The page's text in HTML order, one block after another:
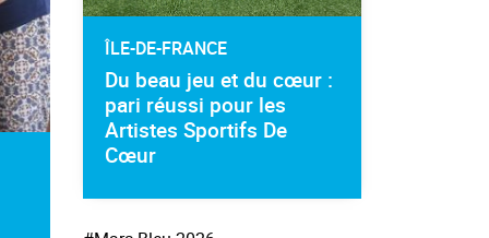
ÎLE-DE-FRANCE
Du beau jeu et du cœur :
pari réussi pour les
Artistes Sportifs De
Cœur